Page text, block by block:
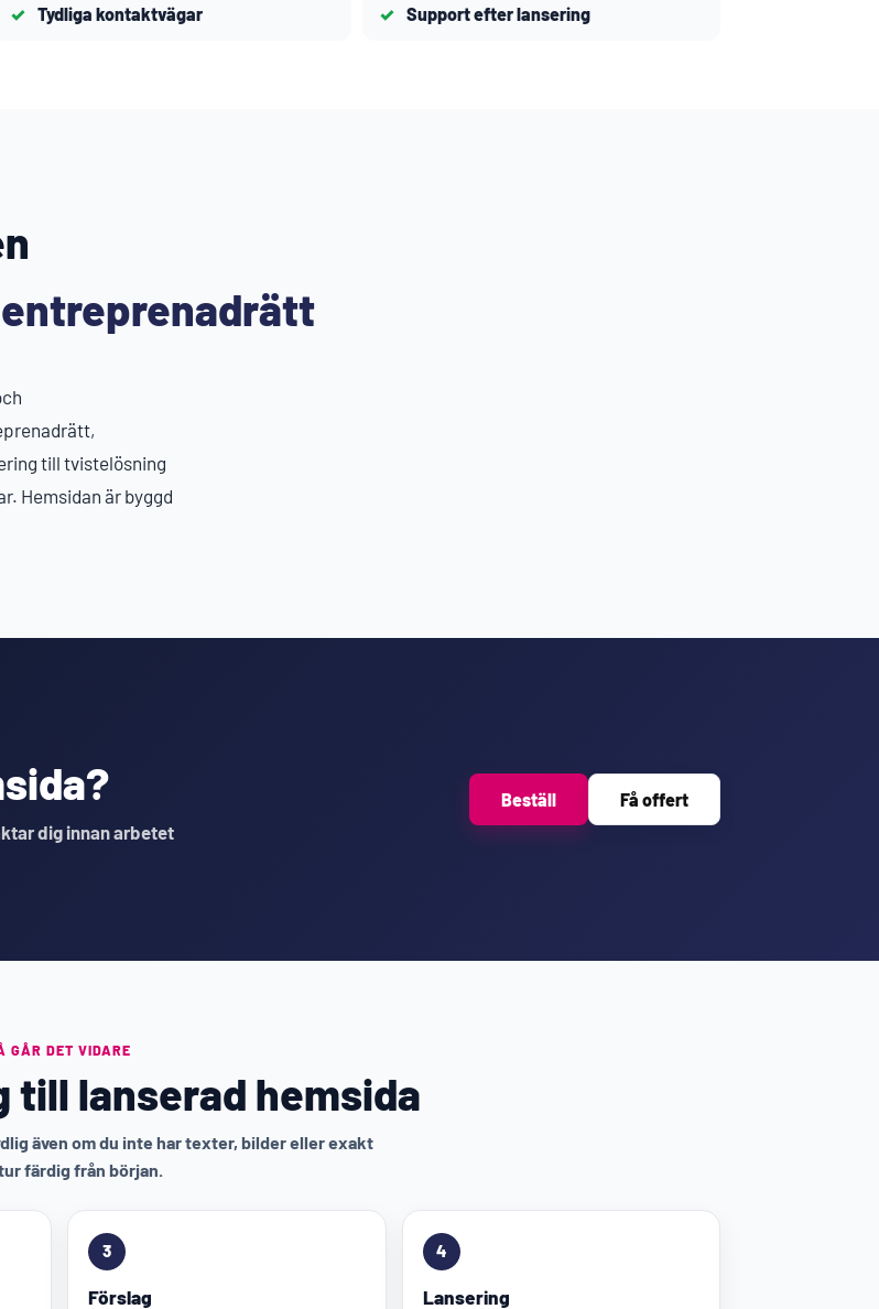
Tydliga kontaktvägar Support efter lansering
entreprenadrätt
till tvistelösning
Hemsidan är byggd
dig innan arbetet
Beställ Få offert
GÅR DET VIDARE
till lanserad hemsida
även om du inte har texter, bilder eller exakt
färdig från början.
3
Förslag
4
Lansering